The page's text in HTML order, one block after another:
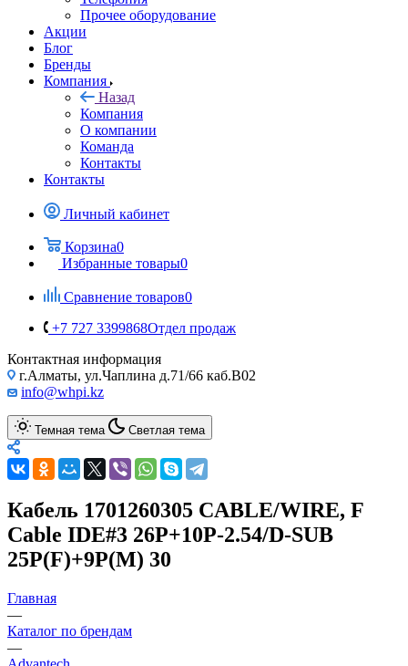
Прочее оборудование
Акции
Блог
Бренды
Компания
Назад
Компания
О компании
Команда
Контакты
Контакты
Личный кабинет
Корзина0
Избранные товары0
Сравнение товаров0
+7 727 3399868Отдел продаж
Контактная информация
г.Алматы, ул.Чаплина д.71/66 каб.B02
info@whpi.kz
Темная тема Светлая тема
Кабель 1701260305 CABLE/WIRE, F
Cable IDE#3 26P+10P-2.54/D-SUB
25P(F)+9P(M) 30
Главная
—
Каталог по брендам
—